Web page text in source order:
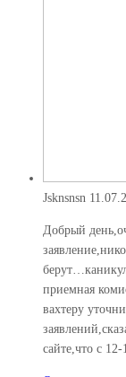
Jsknsnsn
Добрый
приемная
вахтеру
сайте,что с